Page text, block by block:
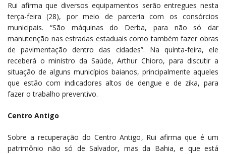
Rui afirma que diversos equipamentos serão entregues nesta
terça-feira (28), por meio de parceria com os consórcios
municipais. “São máquinas do Derba, para não só dar
manutenção nas estradas estaduais como também fazer obras
de pavimentação dentro das cidades”. Na quinta-feira, ele
receberá o ministro da Saúde, Arthur Chioro, para discutir a
situação de alguns municípios baianos, principalmente aqueles
que estão com indicadores altos de dengue e de zika, para
fazer o trabalho preventivo.
Centro Antigo
Sobre a recuperação do Centro Antigo, Rui afirma que é um
patrimônio não só de Salvador, mas da Bahia, e que está